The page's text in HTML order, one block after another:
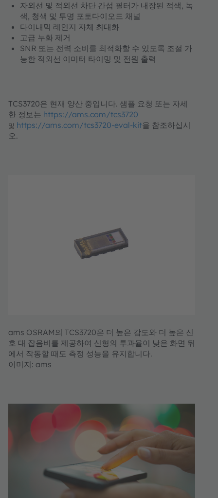
자외선 및 적외선 차단 간섭 필터가 내장된 적색, 녹
색, 청색 및 투명 포토다이오드 채널
다이내믹 레인지 자체 최대화
고급 누화 제거
SNR 또는 전력 소비를 최적화할 수 있도록 조절 가
능한 적외선 이미터 타이밍 및 전원 출력
TCS3720은 현재 양산 중입니다. 샘플 요청 또는 자세
한 정보는 https://ams.com/tcs3720
및 https://ams.com/tcs3720-eval-kit을 참조하십시
오.
ams OSRAM의 TCS3720은 더 높은 감도와 더 높은 신
호 대 잡음비를 제공하여 신형의 투과율이 낮은 화면 뒤
에서 작동할 때도 측정 성능을 유지합니다.
이미지: ams